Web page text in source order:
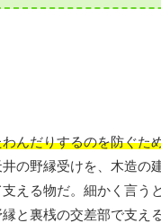
んだりするのを防ぐた
の野縁受けを、木造
える物だ。細かく言う
と裏桟の交差部で支える